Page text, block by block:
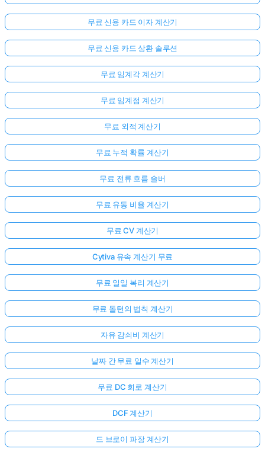
무료 신용 카드 이자 계산기
무료 신용 카드 상환 솔루션
무료 임계각 계산기
무료 임계점 계산기
무료 외적 계산기
무료 누적 확률 계산기
무료 전류 흐름 솔버
무료 유동 비율 계산기
무료 CV 계산기
Cytiva 유속 계산기 무료
무료 일일 복리 계산기
무료 돌턴의 법칙 계산기
자유 감쇠비 계산기
날짜 간 무료 일수 계산기
무료 DC 회로 계산기
DCF 계산기
드 브로이 파장 계산기